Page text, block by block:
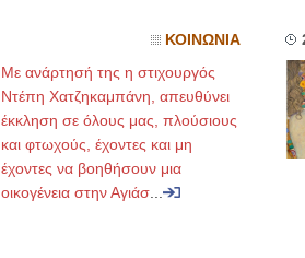
ΚΟΙΝΩΝΙΑ
Με ανάρτησή της η στιχουργός
Ντέπη Χατζηκαμπάνη, απευθύνει
έκκληση σε όλους μας, πλούσιους
και φτωχούς, έχοντες και μη
έχοντες να βοηθήσουν μια
οικογένεια στην Αγιάσ